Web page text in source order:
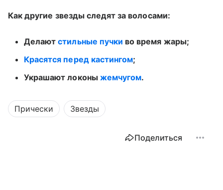
Как другие звезды следят за волосами:
Делаютстильные пучки во время жары;
Красятся перед кастингом;
Украшают локоны жемчугом.
Прически Звезды
Поделиться